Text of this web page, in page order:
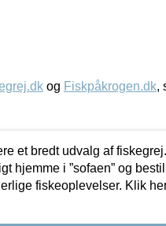
og Fiskpåkrogen.dk,
et bredt udvalg af
hjemme i ”sofaen” og
fiskeoplevelser. Klik